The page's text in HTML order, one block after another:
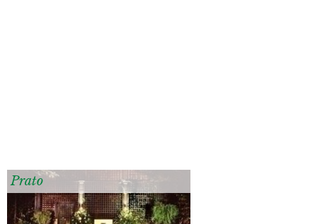
Prato